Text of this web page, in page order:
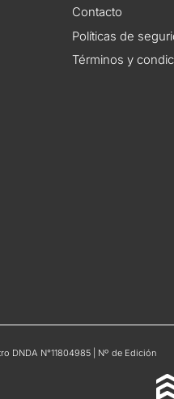
Contacto
Políticas de
Términos y
DNDA N°11804985 | Nº de Edición